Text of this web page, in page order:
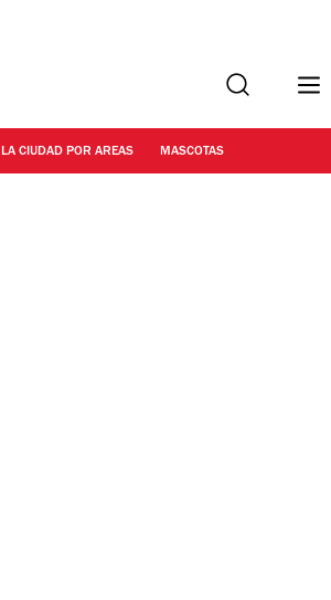
Buscar
LA CIUDAD POR AREAS MASCOTAS